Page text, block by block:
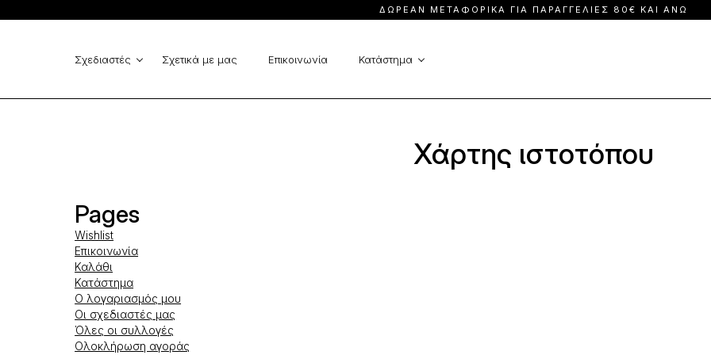
ΔΩΡΕΆΝ ΜΕΤΑΦΟΡΙΚΆ ΓΙΑ ΠΑΡΑΓΓΕΛΊΕΣ 80€ ΚΑΙ ΆΝΩ
Σχεδιαστές Σχετικά με μας Επικοινωνία Κατάστημα
GUESS
Vlassi Holeva
Ολόσωμες φόρμες
Φορέματα
Cinema - Zinas
Χάρτης ιστοτόπου
Pages
Wishlist
Επικοινωνία
Καλάθι
Κατάστημα
Ο λογαριασμός μου
Οι σχεδιαστές μας
Όλες οι συλλογές
Ολοκλήρωση αγοράς